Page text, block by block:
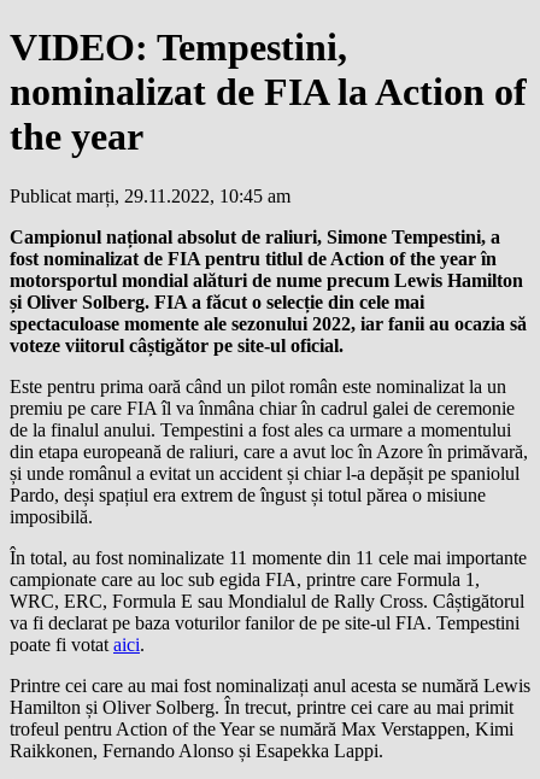
VIDEO: Tempestini,
nominalizat de FIA la Action of
the year
Publicat marți, 29.11.2022, 10:45 am
Campionul național absolut de raliuri, Simone Tempestini, a
fost nominalizat de FIA pentru titlul de Action of the year în
motorsportul mondial alături de nume precum Lewis Hamilton
și Oliver Solberg. FIA a făcut o selecție din cele mai
spectaculoase momente ale sezonului 2022, iar fanii au ocazia să
voteze viitorul câștigător pe site-ul oficial.
Este pentru prima oară când un pilot român este nominalizat la un
premiu pe care FIA îl va înmâna chiar în cadrul galei de ceremonie
de la finalul anului. Tempestini a fost ales ca urmare a momentului
din etapa europeană de raliuri, care a avut loc în Azore în primăvară,
și unde românul a evitat un accident și chiar l-a depășit pe spaniolul
Pardo, deși spațiul era extrem de îngust și totul părea o misiune
imposibilă.
În total, au fost nominalizate 11 momente din 11 cele mai importante
campionate care au loc sub egida FIA, printre care Formula 1,
WRC, ERC, Formula E sau Mondialul de Rally Cross. Câștigătorul
va fi declarat pe baza voturilor fanilor de pe site-ul FIA. Tempestini
poate fi votat aici.
Printre cei care au mai fost nominalizați anul acesta se numără Lewis
Hamilton și Oliver Solberg. În trecut, printre cei care au mai primit
trofeul pentru Action of the Year se numără Max Verstappen, Kimi
Raikkonen, Fernando Alonso și Esapekka Lappi.